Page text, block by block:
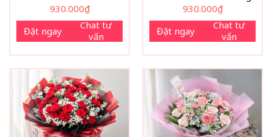
hồng dịu dàng như thế này cũng đủ để mở ra một câu
chuyện mới, một kỷ niệm đáng nhớ hay đơn giản là làm ai
quan trọng, giúp bạn biến những điều khó nói thành những
điều thật đẹp bằng ngôn ngữ của hoa.
930.000₫
Đặt ngay
Chat tư
vấn
930.000₫
Đặt ngay
Chat tư
vấn